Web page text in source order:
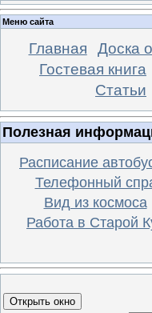
Меню сайта
Доска
Гостевая книга
Статьи
Полезная
Расписание
Телефонный
Вид из космоса
Работа в Старой
Открыть окно